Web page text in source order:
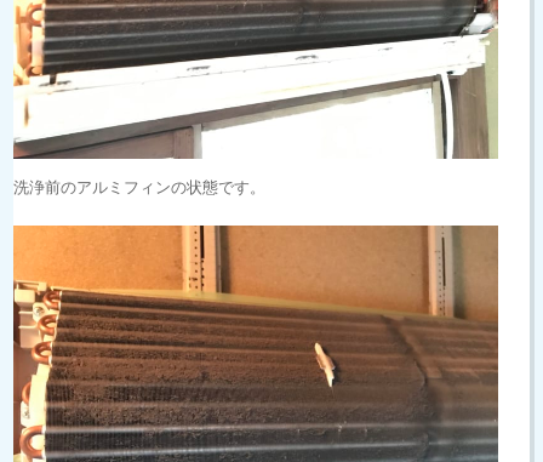
洗浄前のアルミフィンの状態です。